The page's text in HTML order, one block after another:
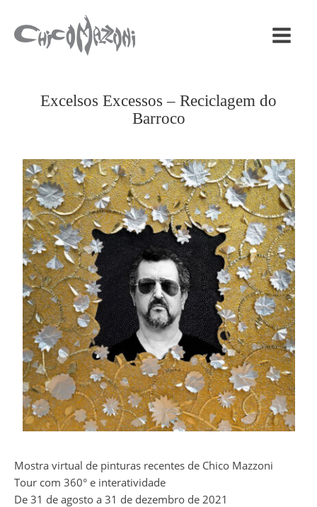
Excelsos Excessos – Reciclagem do
Barroco
Mostra virtual de pinturas recentes de Chico Mazzoni
Tour com 360° e interatividade
De 31 de agosto a 31 de dezembro de 2021